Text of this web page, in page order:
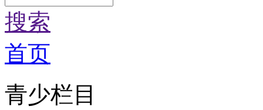
搜索
首页
青少栏目